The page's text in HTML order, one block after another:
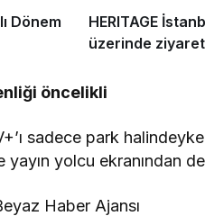
Dönem
HERITAGE
üzerinde
öncelikli
sadece park
yolcu ekranından
Haber Ajansı